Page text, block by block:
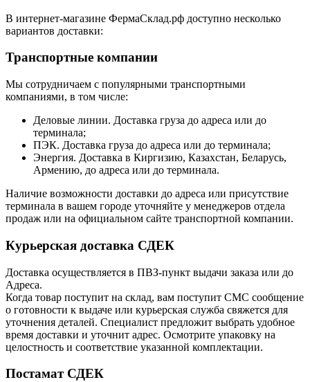
В интернет-магазине ФермаСклад.рф доступно несколько
вариантов доставки:
Транспортные компании
Мы сотрудничаем с популярными транспортными
компаниями, в том числе:
Деловые линии. Доставка груза до адреса или до
терминала;
ПЭК. Доставка груза до адреса или до терминала;
Энергия. Доставка в Киргизию, Казахстан, Беларусь,
Армению, до адреса или до терминала.
Наличие возможности доставки до адреса или присутствие
терминала в вашем городе уточняйте у менеджеров отдела
продаж или на официальном сайте транспортной компании.
Курьерская доставка СДЕК
Доставка осуществляется в ПВЗ-пункт выдачи заказа или до
Адреса.
Когда товар поступит на склад, вам поступит СМС сообщение
о готовности к выдаче или курьерская служба свяжется для
уточнения деталей. Специалист предложит выбрать удобное
время доставки и уточнит адрес. Осмотрите упаковку на
целостность и соответствие указанной комплектации.
Постамат СДЕК